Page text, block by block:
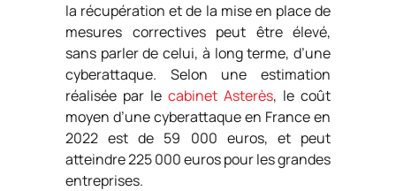
la récupération et de la mise en place de
mesures correctives peut être élevé,
sans parler de celui, à long terme, d’une
cyberattaque. Selon une estimation
réalisée par le cabinet Asterès, le coût
moyen d’une cyberattaque en France en
2022 est de 59 000 euros, et peut
atteindre 225 000 euros pour les grandes
entreprises.